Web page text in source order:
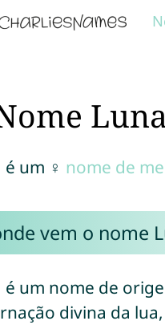
é um ♀ nome de
vem o nome
é um nome de
divina da